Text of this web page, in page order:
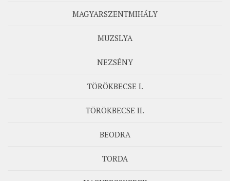
MAGYARSZENTMIHÁLY
MUZSLYA
NEZSÉNY
TÖRÖKBECSE I.
TÖRÖKBECSE II.
BEODRA
TORDA